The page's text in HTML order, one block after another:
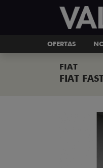
OFERTAS
FIAT
FIAT